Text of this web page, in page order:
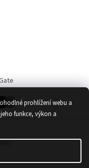
prohlížení webu a
funkce, výkon a